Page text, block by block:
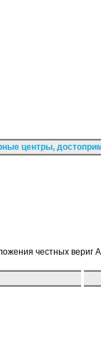
центры,
честных